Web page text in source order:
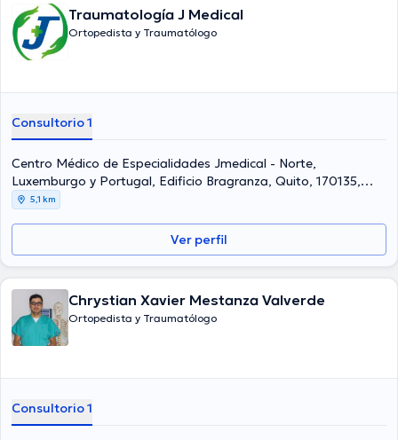
Traumatología J Medical
Ortopedista y Traumatólogo
Consultorio 1
Centro Médico de Especialidades Jmedical - Norte,
Luxemburgo y Portugal, Edificio Bragranza, Quito, 170135,
Ecuador, Quito Norte
5,1 km
Ver perfil
Chrystian Xavier Mestanza Valverde
Ortopedista y Traumatólogo
Consultorio 1